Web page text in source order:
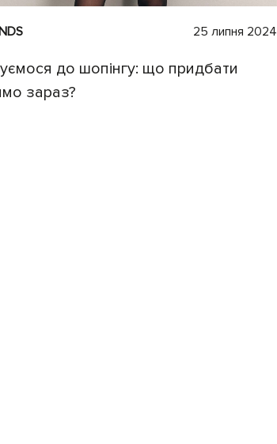
25 липня 2024
до шопінгу: що придбати
зараз?